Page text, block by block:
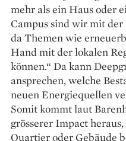
mehr als ein Haus oder
Campus sind wir mit
da ­Themen wie
Hand mit der lokalen
können.“ Da kann
ansprechen, welche
neuen Energiequellen
Somit kommt laut
grösserer Impact
Quartier oder Gebäude